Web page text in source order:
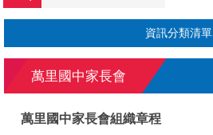
資訊分類清單
學校簡介
萬里國中家長會
萬里國中家長會組織章程